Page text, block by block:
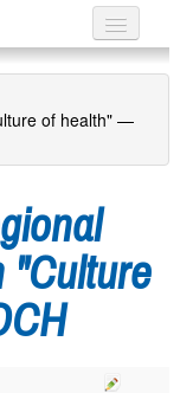
of health" —
"Culture